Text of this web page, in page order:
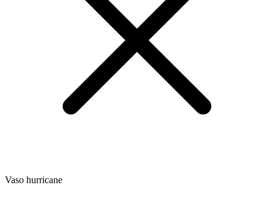
Vaso hurricane